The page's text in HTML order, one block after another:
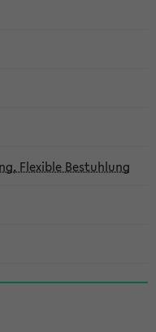
Flexible Bestuhlung